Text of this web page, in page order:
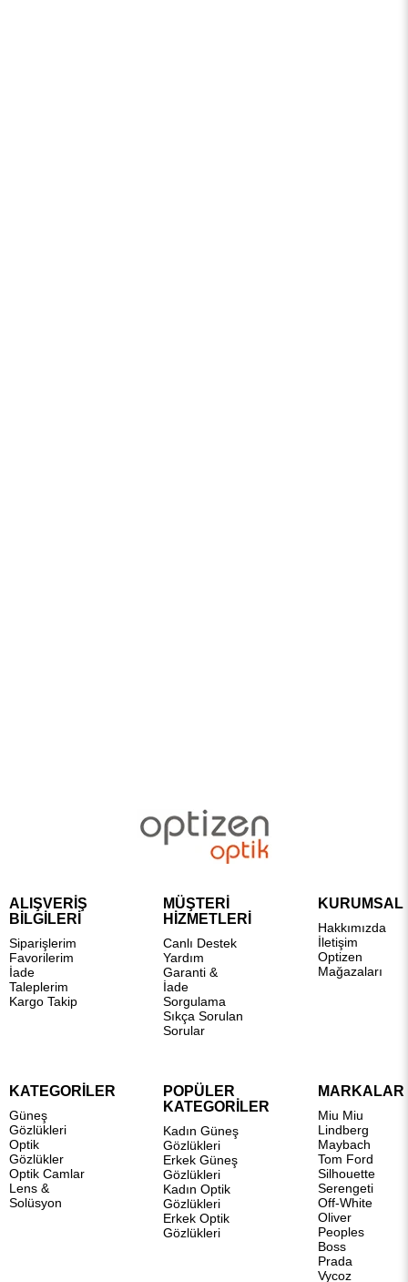
ALIŞVERİŞ
BİLGİLERİ
Siparişlerim
Favorilerim
İade
Taleplerim
Kargo Takip
MÜŞTERİ
HİZMETLERİ
Canlı Destek
Yardım
Garanti &
İade
Sorgulama
Sıkça Sorulan
Sorular
KURUMSAL
Hakkımızda
İletişim
Optizen
Mağazaları
KATEGORİLER
Güneş
Gözlükleri
Optik
Gözlükler
Optik Camlar
Lens &
Solüsyon
POPÜLER
KATEGORİLER
Kadın Güneş
Gözlükleri
Erkek Güneş
Gözlükleri
Kadın Optik
Gözlükleri
Erkek Optik
Gözlükleri
MARKALAR
Miu Miu
Lindberg
Maybach
Tom Ford
Silhouette
Serengeti
Off-White
Oliver
Peoples
Boss
Prada
Vycoz